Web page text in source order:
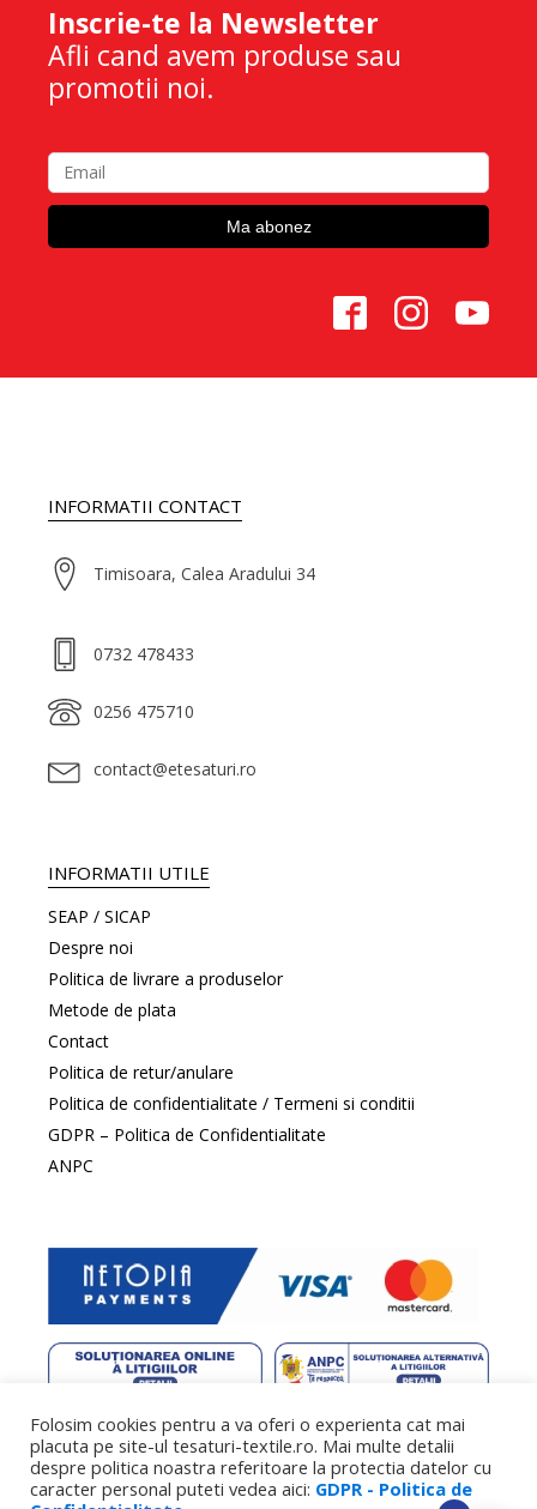
Inscrie-te la Newsletter
Afli cand avem produse sau
promotii noi.
INFORMATII CONTACT
Timisoara, Calea Aradului 34
0732 478433
0256 475710
contact@etesaturi.ro
INFORMATII UTILE
SEAP / SICAP
Despre noi
Politica de livrare a produselor
Metode de plata
Contact
Politica de retur/anulare
Politica de confidentialitate / Termeni si conditii
GDPR – Politica de Confidentialitate
ANPC
web design by DowMedia |gazduire webby SpeedHost
Folosim cookies pentru a va oferi o experienta cat mai
placuta pe site-ul tesaturi-textile.ro. Mai multe detalii
despre politica noastra referitoare la protectia datelor cu
caracter personal puteti vedea aici: GDPR - Politica de